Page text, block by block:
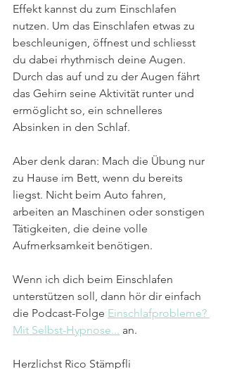
Effekt kannst du zum Einschlafen
nutzen. Um das Einschlafen etwas zu
beschleunigen, öffnest und schliesst
du dabei rhythmisch deine Augen.
Durch das auf und zu der Augen fährt
das Gehirn seine Aktivität runter und
ermöglicht so, ein schnelleres
Absinken in den Schlaf.
Aber denk daran: Mach die Übung nur
zu Hause im Bett, wenn du bereits
liegst. Nicht beim Auto fahren,
arbeiten an Maschinen oder sonstigen
Tätigkeiten, die deine volle
Aufmerksamkeit benötigen.
Wenn ich dich beim Einschlafen
unterstützen soll, dann hör dir einfach
die Podcast-Folge Einschlafprobleme?
Mit Selbst-Hypnose... an.
Herzlichst Rico Stämpfli